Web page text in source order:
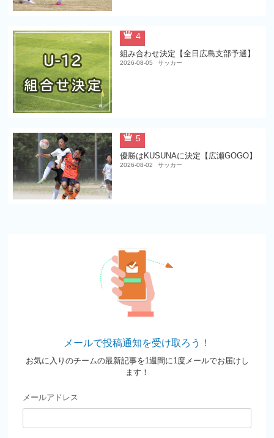
4
組み合わせ決定【全日広島支部予選】
2026-08-05 サッカー
5
優勝はKUSUNAに決定【広瀬GOGO】
2026-08-02 サッカー
メールで投稿通知を受け取ろう！
お気に入りのチームの最新記事を1週間に1度メールでお届けし
ます！
メールアドレス